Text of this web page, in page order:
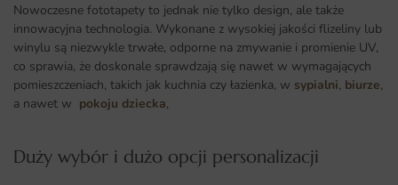
Nowoczesne fototapety to jednak nie tylko design, ale także
innowacyjna technologia. Wykonane z wysokiej jakości flizeliny lub
winylu są niezwykle trwałe, odporne na zmywanie i promienie UV,
co sprawia, że doskonale sprawdzają się nawet w wymagających
pomieszczeniach, takich jak kuchnia czy łazienka, w sypialni, biurze,
a nawet w pokoju dziecka,
Duży wybór i dużo opcji personalizacji ​